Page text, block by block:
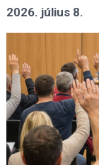
2026. július 8.